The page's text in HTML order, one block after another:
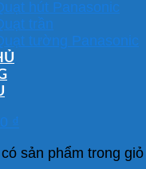
hút Panasonic
trần
tường Panasonic
0 ₫
sản phẩm trong